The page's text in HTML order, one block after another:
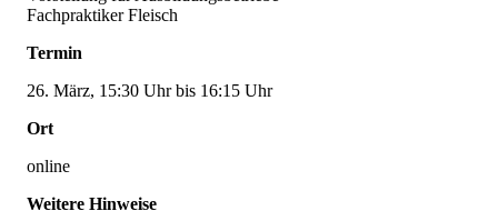
Fachpraktiker Fleisch
Termin
26. März, 15:30 Uhr bis 16:15 Uhr
Ort
online
Weitere Hinweise